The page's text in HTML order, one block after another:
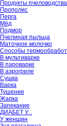
Продукты пчеловодства
Прополис
Перга
Мёд
Подмор
Пчелиная пыльца
Маточное молочко
Способы
В мультиварке
В пароварке
В аэрогриле
Сушка
Варка
Тушение
Жарка
Запекание
ДИАБЕТ У...
У женщин